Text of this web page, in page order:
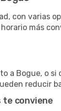
con varias
más
a Bogue, o
reducir
te conviene